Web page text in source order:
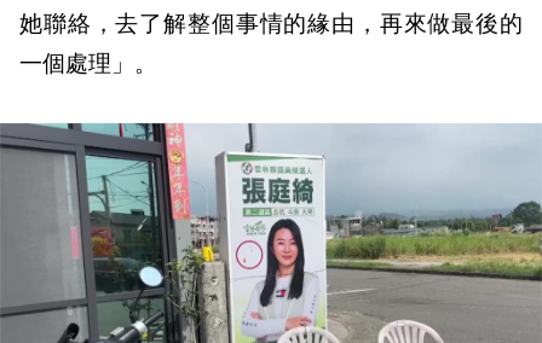
她聯絡，去了解整個事情的緣由，再來做最後的
一個處理」。